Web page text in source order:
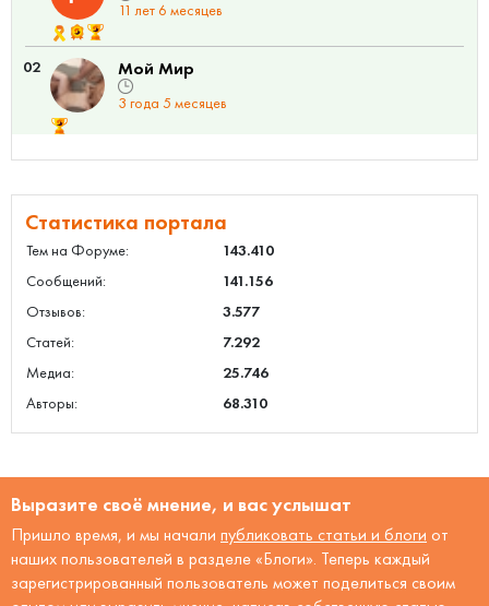
11 лет 6 месяцев
02 Мой Мир
3 года 5 месяцев
Статистика портала
Тем на Форуме:
143.410
Сообщений:
141.156
Отзывов:
3.577
Статей:
7.292
Медиа:
25.746
Авторы:
68.310
Выразите своё мнение, и вас услышат
Пришло время, и мы начали публиковать статьи и блоги от
наших пользователей в разделе «Блоги». Теперь каждый
зарегистрированный пользователь может поделиться своим